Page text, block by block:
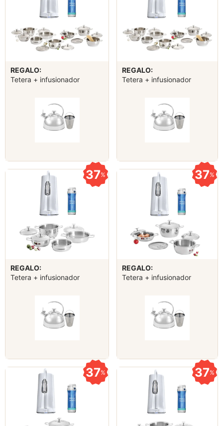
REGALO:
Tetera + infusionador
REGALO:
Tetera + infusionador
37%
REGALO:
Tetera + infusionador
37%
REGALO:
Tetera + infusionador
37% 37%